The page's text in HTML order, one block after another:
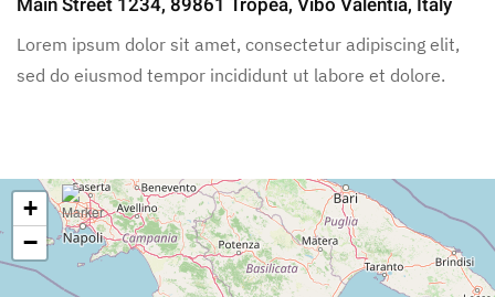
Lorem ipsum dolor sit amet, consectetur adipiscing elit,
sed do eiusmod tempor incididunt ut labore et dolore.
+
−